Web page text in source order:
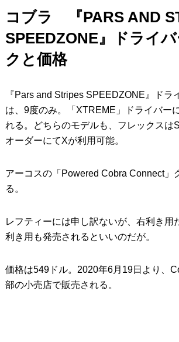
コブラ 『PARS AND
SPEEDZONE』ドライ
クと価格
『Pars and Stripes SPEEDZONE』ドラ
は、9度のみ。「XTREME」ドライバー
れる。どちらのモデルも、フレックスは
オーダーにてXが利用可能。
アーコスの「Powered Cobra Connect」
る。
レフティーには申し訳ないが、右利き用
利き用も発売されるといいのだが。
価格は549ドル。2020年6月19日より、
部の小売店で販売される。